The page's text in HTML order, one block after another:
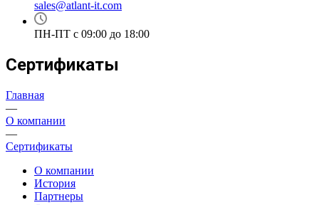
sales@atlant-it.com
ПН-ПТ с 09:00 до 18:00
Сертификаты
Главная
—
О компании
—
Сертификаты
О компании
История
Партнеры